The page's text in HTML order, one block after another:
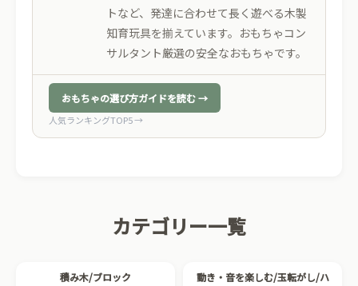
トなど、発達に合わせて長く遊べる木製
知育玩具を揃えています。おもちゃコン
サルタント厳選の安全なおもちゃです。
おもちゃの選び方ガイドを読む →
人気ランキングTOP5 →
カテゴリー一覧
積み木/ブロック
動き・音を楽しむ/玉転がし/ハ